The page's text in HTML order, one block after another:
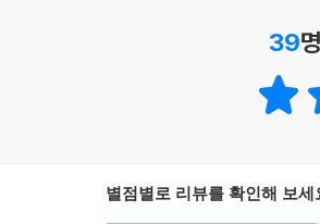
셀러 1위에 오르는 등 해리 포터에 대한 팬
이야기 전개, 놓칠 수 없는 위트와 반전 등
39
별점별로 리뷰를 확인해 보세